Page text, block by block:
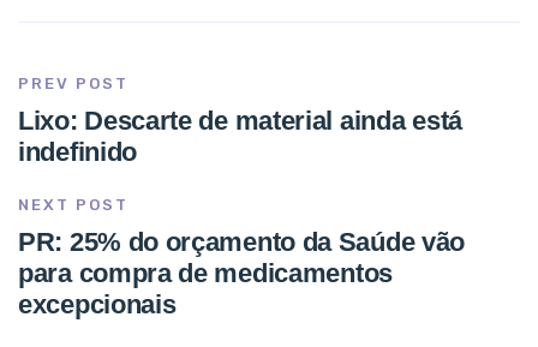
PREV POST
Lixo: Descarte de material ainda está
indefinido
NEXT POST
PR: 25% do orçamento da Saúde vão
para compra de medicamentos
excepcionais